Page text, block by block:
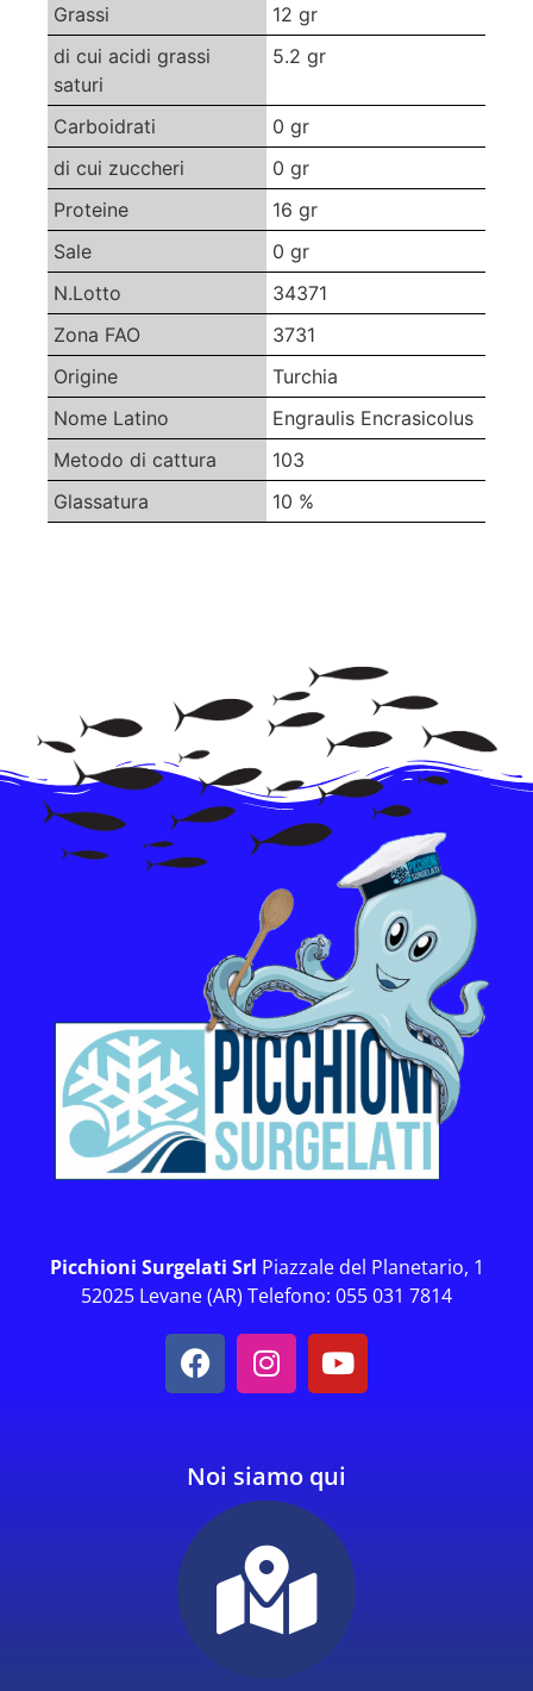
Grassi
12 gr
di cui acidi grassi
saturi
5.2 gr
Carboidrati
0 gr
di cui zuccheri
0 gr
Proteine
16 gr
Sale
0 gr
N.Lotto
34371
Zona FAO
3731
Origine
Turchia
Nome Latino
Engraulis Encrasicolus
Metodo di cattura
103
Glassatura
10 %
Picchioni Surgelati Srl Piazzale del Planetario, 1
52025 Levane (AR) Telefono: 055 031 7814
Noi siamo qui